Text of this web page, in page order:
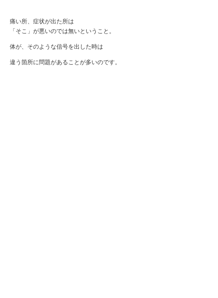
痛い所、症状が出た所は
「そこ」が悪いのでは無いということ。
体が、そのような信号を出した時は
違う箇所に問題があることが多いのです。